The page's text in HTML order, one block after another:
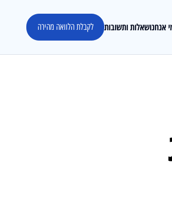
אנחנושאלות ותשובות לקבלת הלוואה מהירה